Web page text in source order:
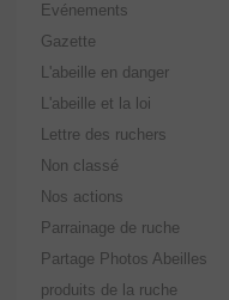
Evénements
Gazette
L'abeille en danger
L'abeille et la loi
Lettre des ruchers
Non classé
Nos actions
Parrainage de ruche
Partage Photos Abeilles
produits de la ruche